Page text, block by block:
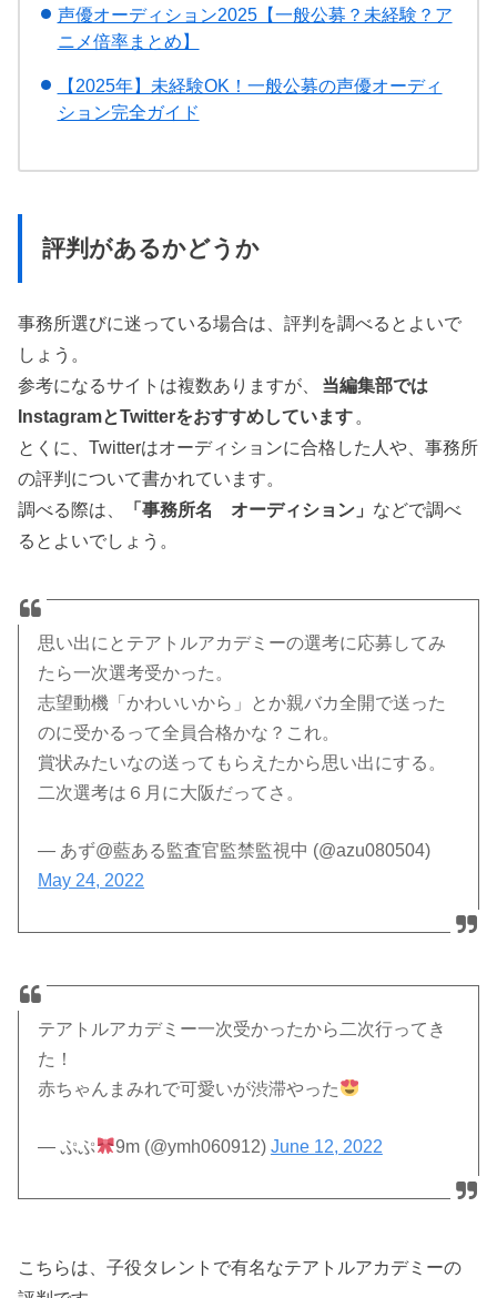
声優オーディション2025【一般公募？未経験？ア
ニメ倍率まとめ】
【2025年】未経験OK！一般公募の声優オーディ
ション完全ガイド
評判があるかどうか
事務所選びに迷っている場合は、評判を調べるとよいで
しょう。
参考になるサイトは複数ありますが、
当編集部では
InstagramとTwitterをおすすめしています
とくに、Twitterはオーディションに合格した人や、事務所
の評判について書かれています。
調べる際は、
「事務所名 オーディション」 などで調べ
るとよいでしょう。
思い出にとテアトルアカデミーの選考に応募してみ
たら一次選考受かった。
志望動機「かわいいから」とか親バカ全開で送った
のに受かるって全員合格かな？これ。
賞状みたいなの送ってもらえたから思い出にする。
二次選考は６月に大阪だってさ。
— あず@藍ある監査官監禁監視中 (@azu080504)
May 24, 2022
テアトルアカデミー一次受かったから二次行ってき
た！
赤ちゃんまみれで可愛いが渋滞やった
— ぷぷ 9m (@ymh060912) June 12, 2022
こちらは、子役タレントで有名なテアトルアカデミーの